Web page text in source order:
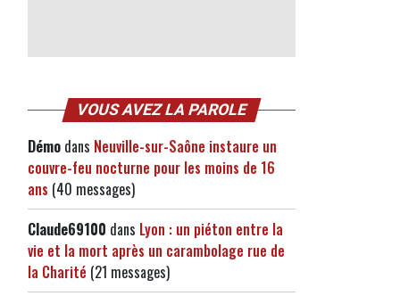
VOUS AVEZ LA PAROLE
Démo dans Neuville-sur-Saône instaure un
couvre-feu nocturne pour les moins de 16
ans (40 messages)
Claude69100 dans Lyon : un piéton entre la
vie et la mort après un carambolage rue de
la Charité (21 messages)